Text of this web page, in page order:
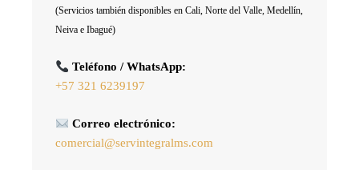
(Servicios también disponibles en Cali, Norte del Valle, Medellín,
Neiva e Ibagué)
Teléfono / WhatsApp:
+57 321 6239197
Correo electrónico:
comercial@servintegralms.com